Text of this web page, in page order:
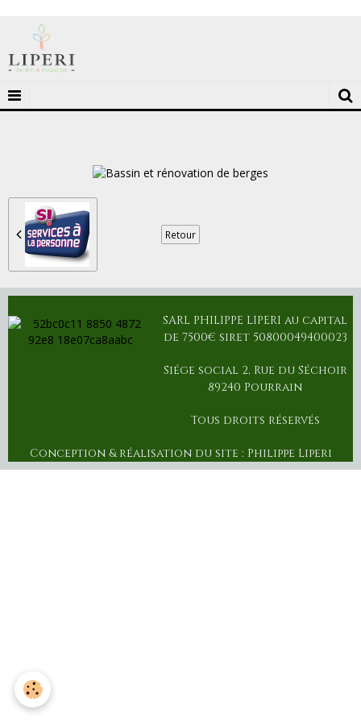
Retour
SARL PHILIPPE LIPERI au capital
de 7500€ siret 50800049400023
Siége social 2, Rue du Séchoir
89240 Pourrain
Tous droits réservés
Conception & réalisation du site : Philippe Liperi